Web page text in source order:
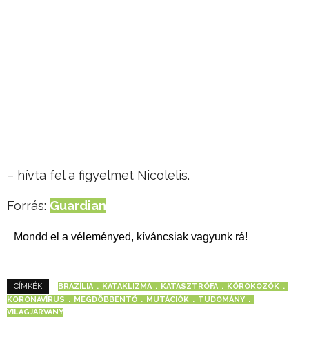
– hívta fel a figyelmet Nicolelis.
Forrás: Guardian
Mondd el a véleményed, kíváncsiak vagyunk rá!
CÍMKÉK BRAZÍLIA KATAKLIZMA KATASZTRÓFA
KÓROKOZÓK
KORONAVÍRUS
MEGDÖBBENTŐ MUTÁCIÓK
TUDOMÁNY
VILÁGJÁRVÁNY